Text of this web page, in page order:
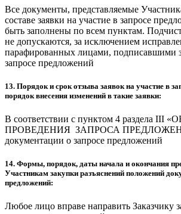
Все документы, представляемые
составе заявки на участие в запросе
быть заполнены по всем пунктам.
не допускаются, за исключением
парафированных лицами, подписавшими
запросе предложений
13. Порядок и срок отзыва заявок на участие в
порядок внесения изменений в такие заявки:
В соответствии с пунктом 4 раздела
ПРОВЕДЕНИЯ ЗАПРОСА
документации о запросе предложений
14. Формы, порядок, даты начала и окончания
Участникам закупки разъяснений положений
предложений:
Любое лицо вправе направить Заказчику